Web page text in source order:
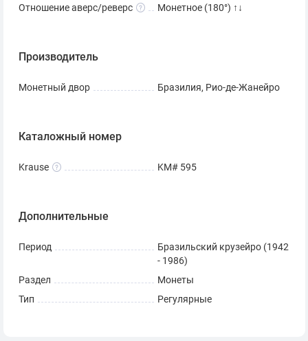
Отношение аверс/реверс
Монетное (180°) ↑↓
Производитель
Монетный двор Бразилия, Рио-де-Жанейро
Каталожный номер
Krause KM# 595
Дополнительные
Период
Бразильский крузейро (1942
- 1986)
Раздел
Монеты
Тип
Регулярные